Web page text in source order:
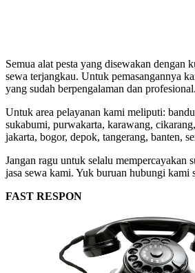
Semua alat pesta yang disewakan dengan
sewa terjangkau. Untuk pemasangannya
yang sudah berpengalaman dan profesional.
Untuk area pelayanan kami meliputi:
sukabumi, purwakarta, karawang,
jakarta, bogor, depok, tangerang, banten,
Jangan ragu untuk selalu mempercayakan
jasa sewa kami. Yuk buruan hubungi kami
FAST RESPON